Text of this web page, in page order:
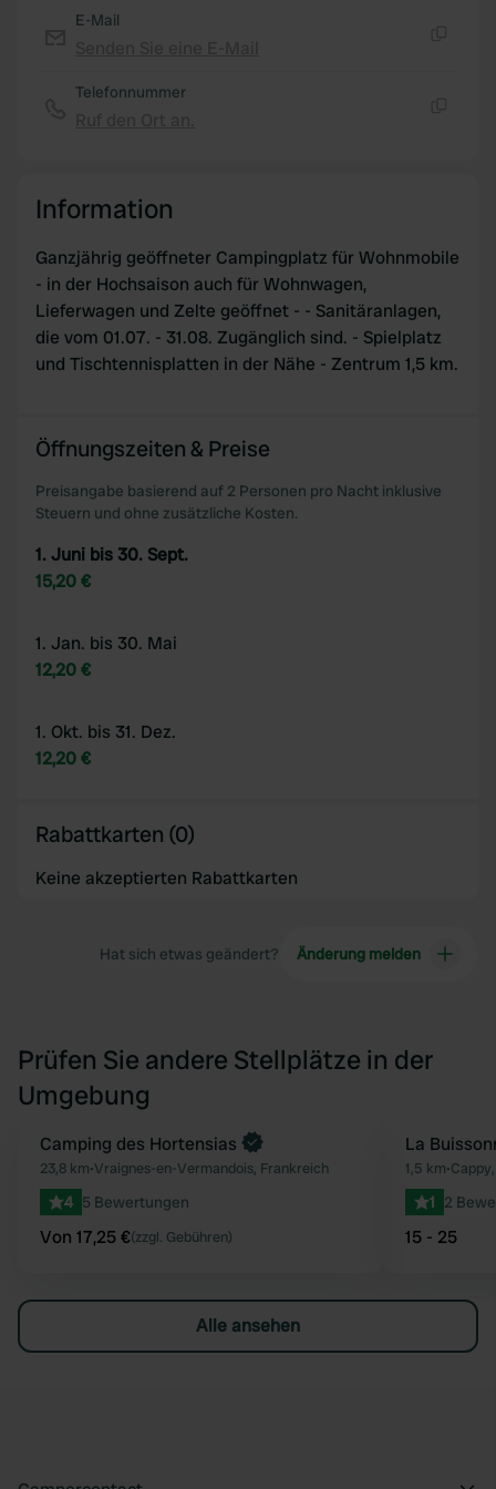
of their services.
E-Mail
Telefonnummer
Information
Ganzjährig geöffneter Campingplatz für Wohnmobile
- in der Hochsaison auch für Wohnwagen,
Lieferwagen und Zelte geöffnet - - Sanitäranlagen,
die vom 01.07. - 31.08. Zugänglich sind. - Spielplatz
und Tischtennisplatten in der Nähe - Zentrum 1,5 km.
Öffnungszeiten & Preise
Preisangabe basierend auf 2 Personen pro Nacht inklusive
Steuern und ohne zusätzliche Kosten.
1. Juni bis 30. Sept.
15,20 €
1. Jan. bis 30. Mai
12,20 €
1. Okt. bis 31. Dez.
12,20 €
Rabattkarten (0)
Keine akzeptierten Rabattkarten
Hat sich etwas geändert? Änderung melden
Prüfen Sie andere Stellplätze in der
Umgebung
Jetzt buchen
Camping des Hortensias
23,8 km•Vraignes-en-Vermandois, Frankreich
4 5 Bewertungen
Von 17,25 €(zzgl. Gebühren)
La
1,5 km•
1 2
15 - 25
Alle ansehen